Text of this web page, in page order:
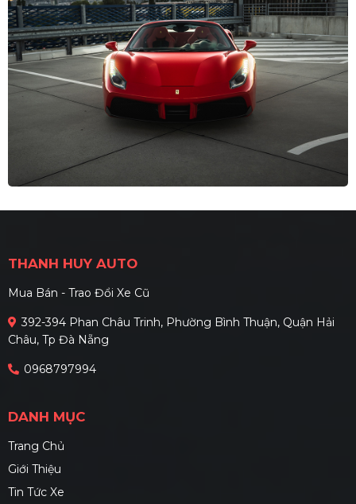
THANH HUY AUTO
Mua Bán - Trao Đổi Xe Cũ
392-394 Phan Châu Trinh, Phường Bình Thuận, Quận Hải
Châu, Tp Đà Nẵng
0968797994
DANH MỤC
Trang Chủ
Giới Thiệu
Tin Tức Xe